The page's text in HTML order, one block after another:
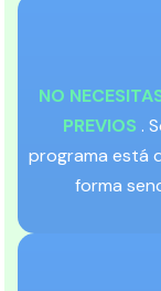
NO
PREVIOS .
programa está
forma